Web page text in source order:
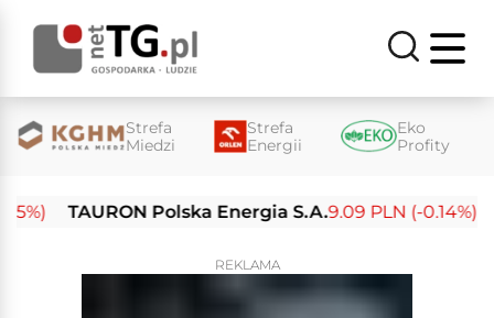
Strefa
Miedzi
Strefa
Energii
Eko
Profity
TAURON Polska Energia S.A. 9.09 PLN (-0.14%)
REKLAMA